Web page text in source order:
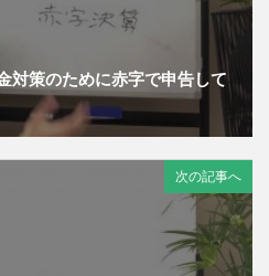
対策のために赤字で申告して
次の記事へ